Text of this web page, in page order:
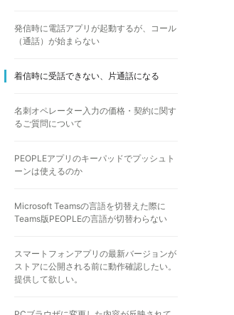
発信時に電話アプリが起動するが、コール
（通話）が始まらない
着信時に受話できない、片通話になる
名刺オペレーター入力の価格・契約に関す
るご質問について
PEOPLEアプリのキーパッドでプッシュト
ーンは使えるのか
Microsoft Teamsの言語を切替えた際に
Teams版PEOPLEの言語が切替わらない
スマートフォンアプリの最新バージョンが
ストアに公開される前に動作確認したい。
提供して欲しい。